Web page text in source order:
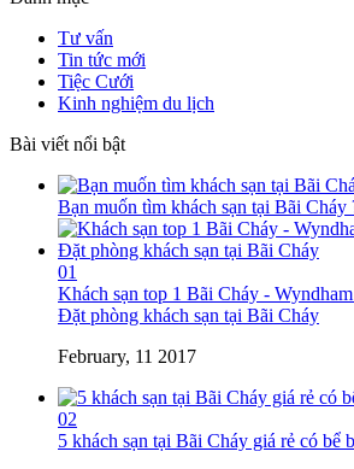
Tư vấn
Tin tức mới
Tiệc Cưới
Kinh nghiệm du lịch
Bài viết nổi bật
Bạn muốn tìm khách sạn tại Bãi Cháy
01
Khách sạn top 1 Bãi Cháy -
Đặt phòng khách sạn tại Bãi Cháy
February, 11 2017
02
5 khách sạn tại Bãi Cháy giá rẻ có bể